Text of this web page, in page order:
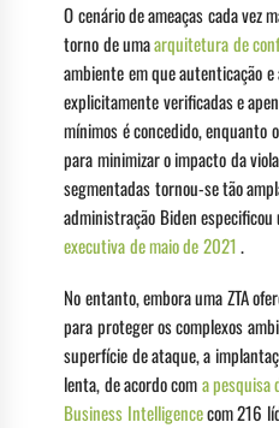
O cenário de ameaças cada vez
torno de umaarquitetura de
ambiente em que autenticação e
explicitamente verificadas e
mínimos é concedido, enquanto
para minimizar o impacto da
segmentadas tornou-se tão
administração Biden especificou
executiva de maio de 2021.
No entanto, embora uma ZTA
para proteger os complexos
superfície de ataque, a
lenta, de acordo coma pesquisa
Business Intelligencecom 216